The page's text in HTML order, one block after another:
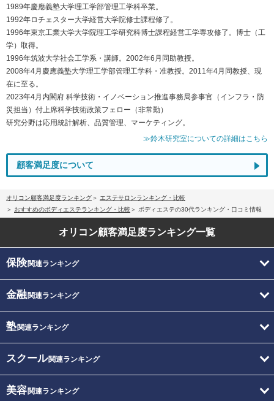
1989年慶應義塾大学理工学部管理工学科卒業。
1992年ロチェスター大学経営大学院修士課程修了。
1996年東京工業大学大学院理工学研究科博士課程経営工学専攻修了。博士（工
学）取得。
1996年筑波大学社会工学系・講師。2002年6月同助教授。
2008年4月慶應義塾大学理工学部管理工学科・准教授。2011年4月同教授、現
在に至る。
2023年4月内閣府 科学技術・イノベーション推進事務局参事官（インフラ・防
災担当）付上席科学技術政策フェロー（非常勤）
研究分野は応用統計解析、品質管理、マーケティング。
≫鈴木研究室についての詳細はこちら
顧客満足度について
オリコン顧客満足度ランキング
エステサロンランキング・比較
おすすめのボディエステランキング・比較
ボディエステの30代ランキング・口コミ情報
オリコン顧客満足度ランキング一覧
保険関連ランキング
金融関連ランキング
塾関連ランキング
スクール関連ランキング
美容関連ランキング